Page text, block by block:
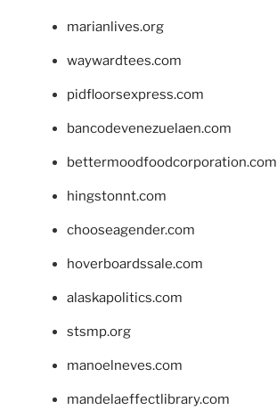
marianlives.org
waywardtees.com
pidfloorsexpress.com
bancodevenezuelaen.com
bettermoodfoodcorporation.com
hingstonnt.com
chooseagender.com
hoverboardssale.com
alaskapolitics.com
stsmp.org
manoelneves.com
mandelaeffectlibrary.com